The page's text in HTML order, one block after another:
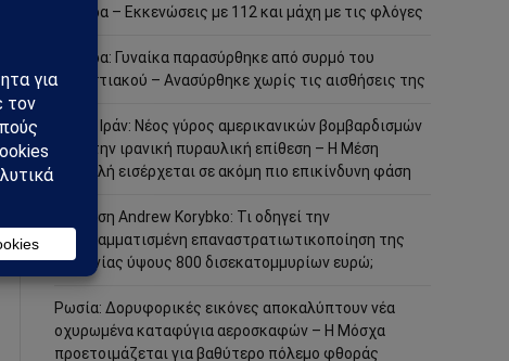
Μέγαρα – Εκκενώσεις με 112 και μάχη με τις φλόγες
Μέγαρα: Γυναίκα παρασύρθηκε από συρμό του
Προαστιακού – Ανασύρθηκε χωρίς τις αισθήσεις της
ΗΠΑ – Ιράν: Νέος γύρος αμερικανικών βομβαρδισμών
μετά την ιρανική πυραυλική επίθεση – Η Μέση
Ανατολή εισέρχεται σε ακόμη πιο επικίνδυνη φάση
Ανάλυση Andrew Korybko: Τι οδηγεί την
προγραμματισμένη επαναστρατιωτικοποίηση της
Γερμανίας ύψους 800 δισεκατομμυρίων ευρώ;
Ρωσία: Δορυφορικές εικόνες αποκαλύπτουν νέα
οχυρωμένα καταφύγια αεροσκαφών – Η Μόσχα
προετοιμάζεται για βαθύτερο πόλεμο φθοράς